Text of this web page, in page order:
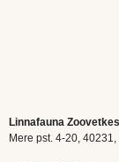
Linnafauna
Mere pst. 4-20,